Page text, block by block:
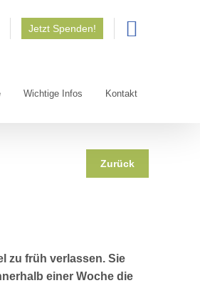
Jetzt Spenden!
Wichtige Infos Kontakt
Zurück
zu früh verlassen. Sie
einer Woche die